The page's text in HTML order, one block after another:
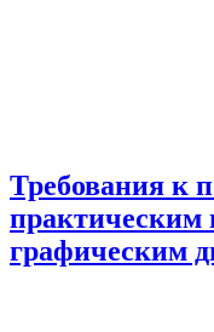
Требования к
практическим
графическим